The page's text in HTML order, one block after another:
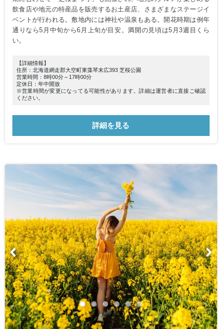
飲食店や地元の特産品を販売するお土産店、さまざまなステージイ
ベントが行われる。敷地内には神社や温泉もある。開花時期は例年
通りなら5月中旬から6月上旬が目安。満開の見頃は5月3週目くら
い。
【詳細情報】
住所：北海道網走郡大空町東藻琴末広393 芝桜公園
営業時間：8時00分～17時00分
定休日：年中開放
※営業時間が変更になってる可能性があります。詳細は運営者に直接ご確認
ください。
詳細を見る